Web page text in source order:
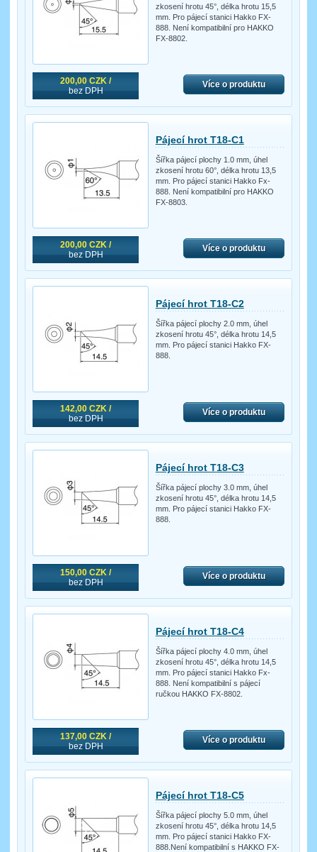
200,00 CZK /
bez DPH
zkosení hrotu 45°, délka hrotu 15,5
mm. Pro pájecí stanici Hakko FX-
888. Není kompatibilní pro HAKKO
FX-8802.
Více o produktu
200,00 CZK /
bez DPH
Pájecí hrot T18-C1
Šířka pájecí plochy 1.0 mm, úhel
zkosení hrotu 60°, délka hrotu 13,5
mm. Pro pájecí stanici Hakko Fx-
888. Není kompatibilní pro HAKKO
FX-8803.
Více o produktu
142,00 CZK /
bez DPH
Pájecí hrot T18-C2
Šířka pájecí plochy 2.0 mm, úhel
zkosení hrotu 45°, délka hrotu 14,5
mm. Pro pájecí stanici Hakko FX-
888.
Více o produktu
150,00 CZK /
bez DPH
Pájecí hrot T18-C3
Šířka pájecí plochy 3.0 mm, úhel
zkosení hrotu 45°, délka hrotu 14,5
mm. Pro pájecí stanici Hakko FX-
888.
Více o produktu
137,00 CZK /
bez DPH
Pájecí hrot T18-C4
Šířka pájecí plochy 4.0 mm, úhel
zkosení hrotu 45°, délka hrotu 14,5
mm. Pro pájecí stanici Hakko Fx-
888. Není kompatibilní s pájecí
ručkou HAKKO FX-8802.
Více o produktu
Pájecí hrot T18-C5
Šířka pájecí plochy 5.0 mm, úhel
zkosení hrotu 45°, délka hrotu 14,5
mm. Pro pájecí stanici Hakko FX-
888.Není kompatibilní s HAKKO FX-